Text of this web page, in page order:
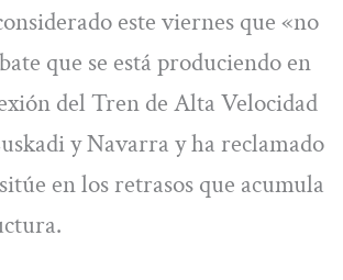
este viernes que «no
que se está produciendo en
del Tren de Alta Velocidad
y Navarra y ha reclamado
en los retrasos que acumula